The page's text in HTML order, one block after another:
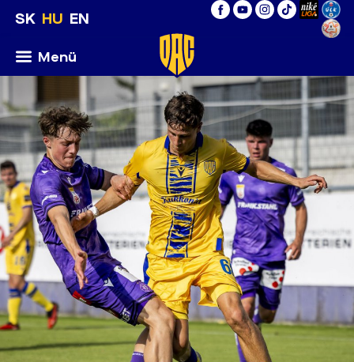
SK HU EN
Menü